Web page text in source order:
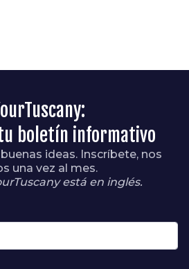
boletín informativo
ideas. Inscríbete, nos
una vez al mes.
está en inglés.